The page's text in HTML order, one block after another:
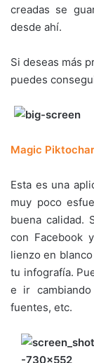
creadas se
desde ahí.
Si deseas más
puedes
Magic
Esta es una
muy poco
buena calidad.
con Facebook
lienzo en
tu infografía.
e ir
fuentes, etc.